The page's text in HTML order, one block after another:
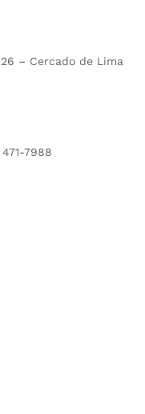
– Cercado de Lima
471-7988